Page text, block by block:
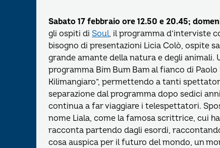
Sabato 17 febbraio ore 12.50 e 20.45;
gli ospiti di Soul, il programma d’interviste
bisogno di presentazioni Licia Colò, ospite
grande amante della natura e degli animali.
programma Bim Bum Bam al fianco di
Kilimangiaro”, permettendo a tanti
separazione dal programma dopo sedici
continua a far viaggiare i telespettatori.
nome Liala, come la famosa scrittrice, cui
racconta partendo dagli esordi,
cosa auspica per il futuro del mondo, un